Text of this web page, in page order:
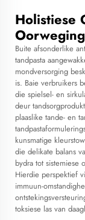
Holistiese
Buite afsonderlike
tandpasta
mondversorging
is. Baie verbruikers
die spielsel- en
deur
plaaslike tande- en
kunsmatige
die delikate balans
bydra tot sistemiese
Hierdie perspektief
immuun-
toksiese las van